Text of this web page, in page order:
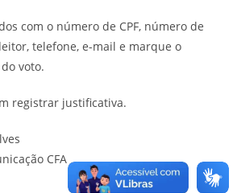
com o número de CPF, número de
telefone, e-mail e marque o
voto.
registrar justificativa.
CFA